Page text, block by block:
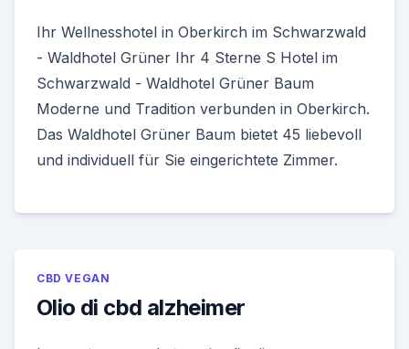
Ihr Wellnesshotel in Oberkirch im Schwarzwald
- Waldhotel Grüner Ihr 4 Sterne S Hotel im
Schwarzwald - Waldhotel Grüner Baum
Moderne und Tradition verbunden in Oberkirch.
Das Waldhotel Grüner Baum bietet 45 liebevoll
und individuell für Sie eingerichtete Zimmer.
CBD VEGAN
Olio di cbd alzheimer